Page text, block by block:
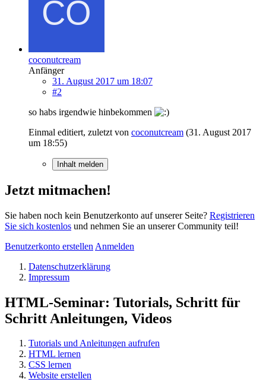
coconutcream
Anfänger
31. August 2017 um 18:07
#2
so habs irgendwie hinbekommen
Einmal editiert, zuletzt von coconutcream (31. August 2017
um 18:55)
Inhalt melden
Jetzt mitmachen!
Sie haben noch kein Benutzerkonto auf unserer Seite? Registrieren
Sie sich kostenlos und nehmen Sie an unserer Community teil!
Benutzerkonto erstellen Anmelden
Datenschutzerklärung
Impressum
HTML-Seminar: Tutorials, Schritt für
Schritt Anleitungen, Videos
Tutorials und Anleitungen aufrufen
HTML lernen
CSS lernen
Website erstellen